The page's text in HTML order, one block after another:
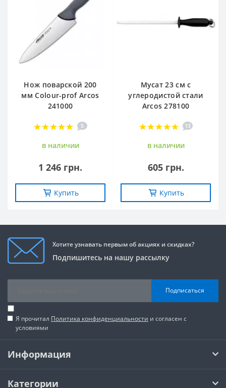
Нож поварской 200
мм Сolour-prof Arcos
241000
5
в наличии
1 246 грн.
Купить
Мусат 23 см с
углеродистой стали
Arcos 278100
13
в наличии
605 грн.
Купить
Хотите узнавать первым об акциях и скидках?
Подпишитесь на нашу рассылку
Подписаться
Я прочитал Политика конфиденциальности и согласен с
условиями
Информация
Категории